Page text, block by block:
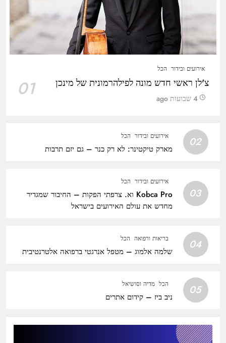
אירועים ובידור הכל
צ'לן ראשי חדש מונה לפילהרמונית של מינכן 01 4 שבועות ago
02 אירועים ובידור הכל
מארק טיקטינר: לא רק כנר – גם יזם תרבות
03
אירועים ובידור הכל
Kobca Pro וא. צרפתי הפקות – החיבור שמגדיר
מחדש את עולם האירועים בישראל
04 בריאות ורפואה הכל
שלמה אלמוג – מטפל אנרגטי ברפואה אלטרנטיבית
05 הכל מדיה וסושיאל
ניב ביז – קידום אתרים